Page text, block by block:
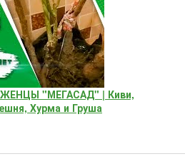
"МЕГАСАД" | Киви,
Хурма и Груша